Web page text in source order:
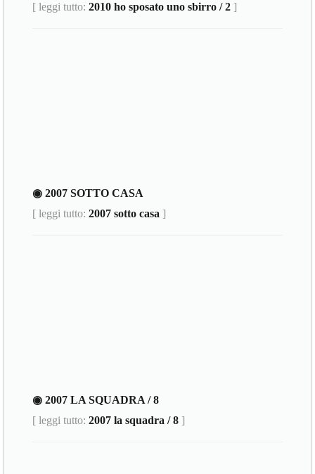
[ leggi tutto:2010 ho sposato uno sbirro / 2 ]
◉ 2007 SOTTO CASA
[ leggi tutto:2007 sotto casa ]
◉ 2007 LA SQUADRA / 8
[ leggi tutto:2007 la squadra / 8 ]